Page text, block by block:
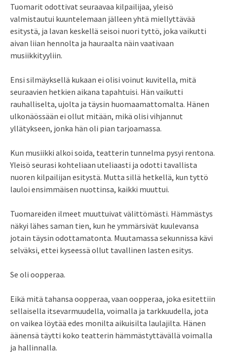
Tuomarit odottivat seuraavaa kilpailijaa, yleisö
valmistautui kuuntelemaan jälleen yhtä miellyttävää
esitystä, ja lavan keskellä seisoi nuori tyttö, joka vaikutti
aivan liian hennolta ja hauraalta näin vaativaan
musiikkityyliin.
Ensi silmäyksellä kukaan ei olisi voinut kuvitella, mitä
seuraavien hetkien aikana tapahtuisi. Hän vaikutti
rauhalliselta, ujolta ja täysin huomaamattomalta. Hänen
ulkonäössään ei ollut mitään, mikä olisi vihjannut
yllätykseen, jonka hän oli pian tarjoamassa.
Kun musiikki alkoi soida, teatterin tunnelma pysyi rentona.
Yleisö seurasi kohteliaan uteliaasti ja odotti tavallista
nuoren kilpailijan esitystä. Mutta sillä hetkellä, kun tyttö
lauloi ensimmäisen nuottinsa, kaikki muuttui.
Tuomareiden ilmeet muuttuivat välittömästi. Hämmästys
näkyi lähes saman tien, kun he ymmärsivät kuulevansa
jotain täysin odottamatonta. Muutamassa sekunnissa kävi
selväksi, ettei kyseessä ollut tavallinen lasten esitys.
Se oli oopperaa.
Eikä mitä tahansa oopperaa, vaan oopperaa, joka esitettiin
sellaisella itsevarmuudella, voimalla ja tarkkuudella, jota
on vaikea löytää edes monilta aikuisilta laulajilta. Hänen
äänensä täytti koko teatterin hämmästyttävällä voimalla
ja hallinnalla.